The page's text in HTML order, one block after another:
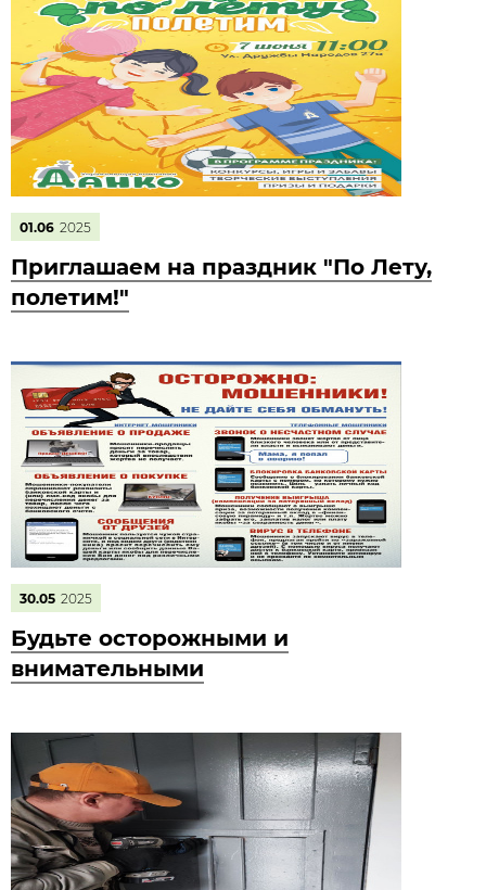
01.06 2025
Приглашаем на праздник "По Лету,
полетим!"
30.05 2025
Будьте осторожными и
внимательными